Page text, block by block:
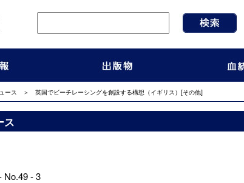
ース ＞ 英国でビーチレーシングを創設する構想（イギリス）[その他]
ス
- 3